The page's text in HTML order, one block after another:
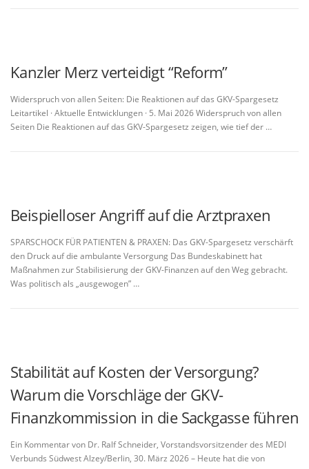
Kanzler Merz verteidigt “Reform”
Widerspruch von allen Seiten: Die Reaktionen auf das GKV-Spargesetz
Leitartikel · Aktuelle Entwicklungen · 5. Mai 2026 Widerspruch von allen
Seiten Die Reaktionen auf das GKV-Spargesetz zeigen, wie tief der …
Beispielloser Angriff auf die Arztpraxen
SPARSCHOCK FÜR PATIENTEN & PRAXEN: Das GKV-Spargesetz verschärft
den Druck auf die ambulante Versorgung Das Bundeskabinett hat
Maßnahmen zur Stabilisierung der GKV-Finanzen auf den Weg gebracht.
Was politisch als „ausgewogen” …
Stabilität auf Kosten der Versorgung?
Warum die Vorschläge der GKV-
Finanzkommission in die Sackgasse führen
Ein Kommentar von Dr. Ralf Schneider, Vorstandsvorsitzender des MEDI
Verbunds Südwest Alzey/Berlin, 30. März 2026 – Heute hat die von